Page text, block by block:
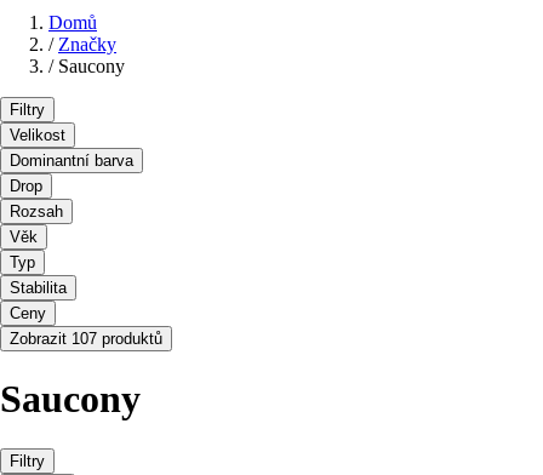
Domů
/ Značky
/ Saucony
Filtry
Velikost
Dominantní barva
Drop
Rozsah
Věk
Typ
Stabilita
Ceny
Zobrazit 107 produktů
Saucony
Filtry